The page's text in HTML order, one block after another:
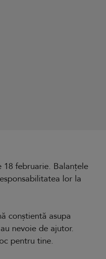
18 februarie. Balanțele
lor la
conștientă asupa
nevoie de ajutor.
pentru tine.